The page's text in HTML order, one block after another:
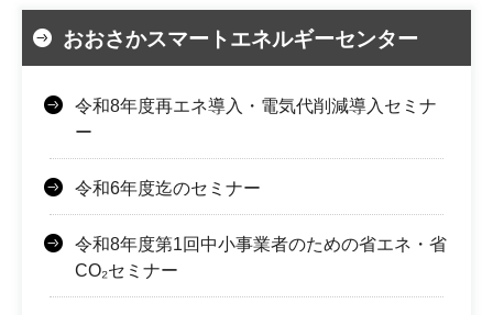
おおさかスマートエネルギーセンター
令和8年度再エネ導入・電気代削減導入セミナ
ー
令和6年度迄のセミナー
令和8年度第1回中小事業者のための省エネ・省
CO₂セミナー